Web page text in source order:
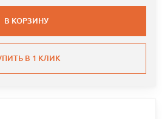
В КОРЗИНУ
В 1 КЛИК